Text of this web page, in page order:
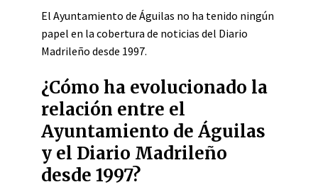
El Ayuntamiento de Águilas no ha tenido ningún
papel en la cobertura de noticias del Diario
Madrileño desde 1997.
¿Cómo ha evolucionado la
relación entre el
Ayuntamiento de Águilas
y el Diario Madrileño
desde 1997?